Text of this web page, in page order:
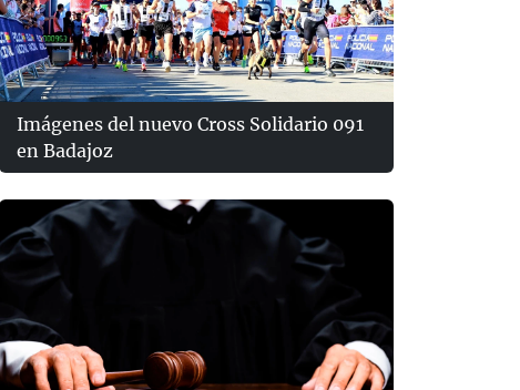
Imágenes del nuevo Cross Solidario 091
en Badajoz